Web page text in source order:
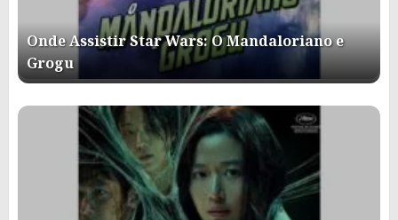
Onde Assistir Star Wars: O Mandaloriano e
Grogu